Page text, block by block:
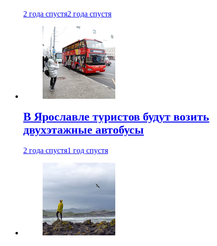
2 года спустя2 года спустя
В Ярославле туристов будут возить
двухэтажные автобусы
2 года спустя1 год спустя